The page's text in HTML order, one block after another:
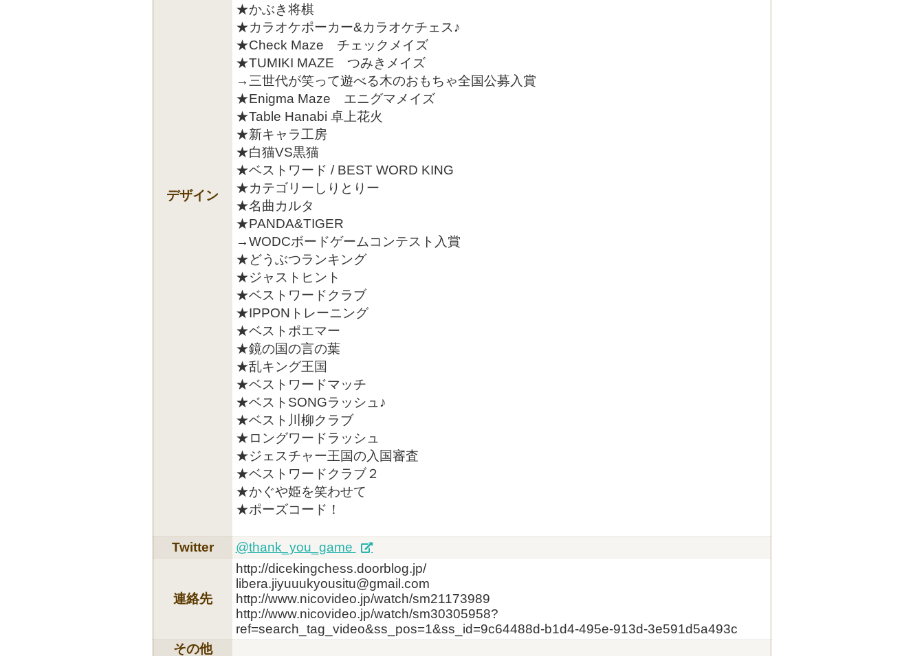
デザイン
★かぶき将棋
★カラオケポーカー&カラオケチェス♪
★Check Maze チェックメイズ
★TUMIKI MAZE つみきメイズ
→三世代が笑って遊べる木のおもちゃ全国公募入賞
★Enigma Maze エニグマメイズ
★Table Hanabi 卓上花火
★新キャラ工房
★白猫VS黒猫
★ベストワード / BEST WORD KING
★カテゴリーしりとりー
★名曲カルタ
★PANDA&TIGER
→WODCボードゲームコンテスト入賞
★どうぶつランキング
★ジャストヒント
★ベストワードクラブ
★IPPONトレーニング
★ベストポエマー
★鏡の国の言の葉
★乱キング王国
★ベストワードマッチ
★ベストSONGラッシュ♪
★ベスト川柳クラブ
★ロングワードラッシュ
★ジェスチャー王国の入国審査
★ベストワードクラブ２
★かぐや姫を笑わせて
★ポーズコード！
Twitter @thank_you_game
連絡先
http://dicekingchess.doorblog.jp/
libera.jiyuuukyousitu@gmail.com
http://www.nicovideo.jp/watch/sm21173989
http://www.nicovideo.jp/watch/sm30305958?
ref=search_tag_video&ss_pos=1&ss_id=9c64488d-b1d4-495e-913d-3e591d5a493c
その他